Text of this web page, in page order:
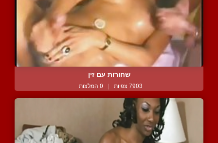
שחורות עם זין
7903 צפיות | 0 המלצות